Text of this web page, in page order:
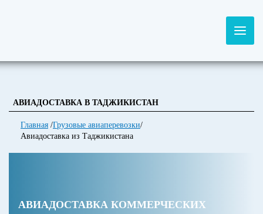
АВИАДОСТАВКА В ТАДЖИКИСТАН
Главная /Грузовые авиаперевозки/
Авиадоставка из Таджикистана
АВИАДОСТАВКА КОММЕРЧЕСКИХ